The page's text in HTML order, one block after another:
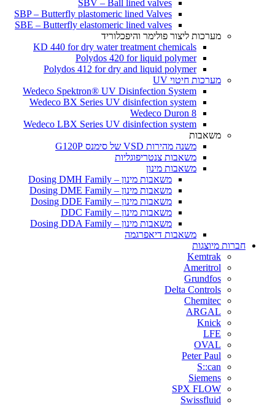
SBV – Ball lined valves
SBP – Butterfly plastomeric lined Valves
SBE – Butterfly elastomeric lined valves
מערכות ליצור פולימר והיפכלוריד
KD 440 for dry water treatment chemicals
Polydos 420 for liquid polymer
Polydos 412 for dry and liquid polymer
מערכות חיטוי UV
Wedeco Spektron® UV Disinfection System
Wedeco BX Series UV disinfection system
Wedeco Duron 8
Wedeco LBX Series UV disinfection system
משאבות
משנה מהירות VSD של סימנס G120P
משאבות צנטריפוגליות
משאבות מינון
משאבות מינון – Dosing DMH Family
משאבות מינון – Dosing DME Family
משאבות מינון – Dosing DDE Family
משאבות מינון – DDC Family
משאבות מינון – Dosing DDA Family
משאבות דיאפרגמה
חברות מיוצגות
Kemtrak
Ameritrol
Grundfos
Delta Controls
Chemitec
ARGAL
Knick
LFE
OVAL
Peter Paul
S::can
Siemens
SPX FLOW
Swissfluid